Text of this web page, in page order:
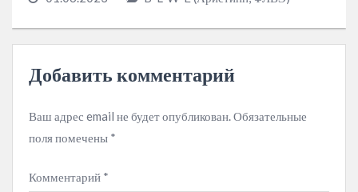
Добавить комментарий
Ваш адрес email не будет опубликован.Обязательные
поля помечены *
Комментарий *